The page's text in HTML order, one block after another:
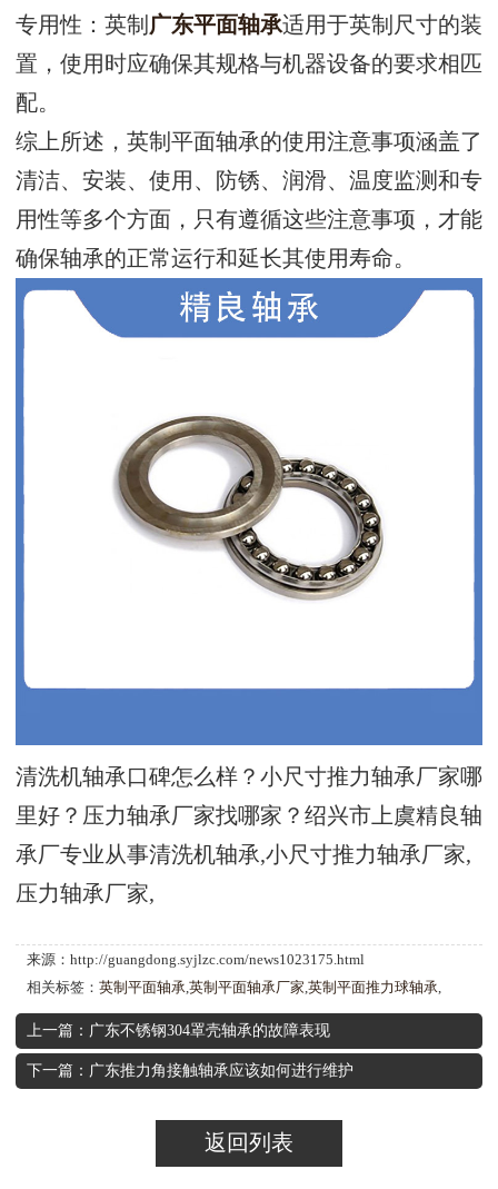
专用性：英制 广东平面轴承适用于英制尺寸的装
置，使用时应确保其规格与机器设备的要求相匹
配。
综上所述，英制平面轴承的使用注意事项涵盖了
清洁、安装、使用、防锈、润滑、温度监测和专
用性等多个方面，只有遵循这些注意事项，才能
确保轴承的正常运行和延长其使用寿命。
清洗机轴承口碑怎么样？小尺寸推力轴承厂家哪
里好？压力轴承厂家找哪家？绍兴市上虞精良轴
承厂专业从事清洗机轴承,小尺寸推力轴承厂家,
压力轴承厂家,
来源：http://guangdong.syjlzc.com/news1023175.html
相关标签： 英制平面轴承 英制平面轴承厂家 英制平面推力球轴承
上一篇：广东不锈钢304罩壳轴承的故障表现
下一篇：广东推力角接触轴承应该如何进行维护
返回列表